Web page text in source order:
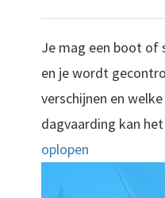
Je mag een boot of
en je wordt
verschijnen en
dagvaarding kan
oplopen